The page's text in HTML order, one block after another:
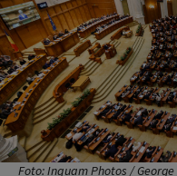
Foto: Inquam Photos / George